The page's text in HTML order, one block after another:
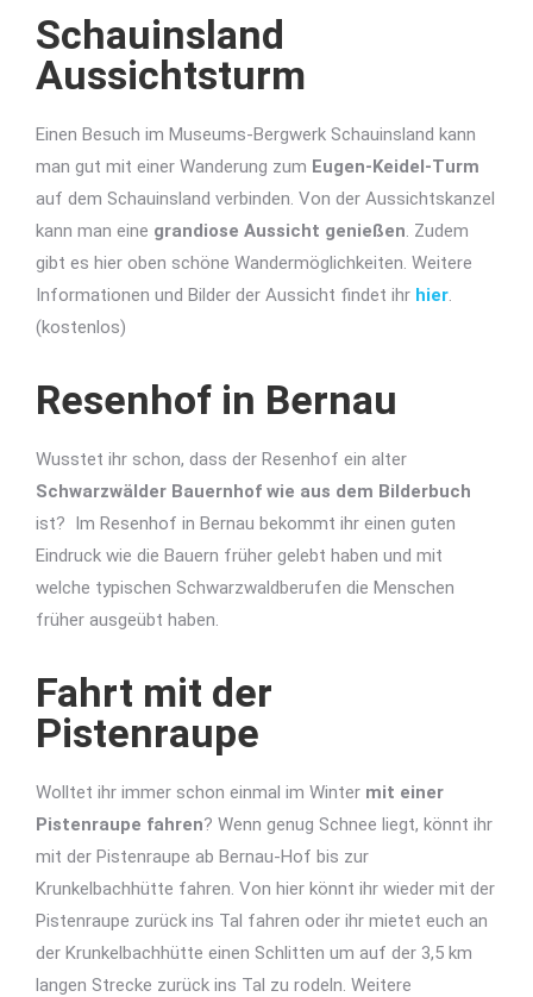
Schauinsland
Aussichtsturm
Einen Besuch im Museums-Bergwerk Schauinsland kann
man gut mit einer Wanderung zum Eugen-Keidel-Turm
auf dem Schauinsland verbinden. Von der Aussichtskanzel
kann man eine grandiose Aussicht genießen. Zudem
gibt es hier oben schöne Wandermöglichkeiten. Weitere
Informationen und Bilder der Aussicht findet ihr hier.
(kostenlos)
Resenhof in Bernau
Wusstet ihr schon, dass der Resenhof ein alter
Schwarzwälder Bauernhof wie aus dem Bilderbuch
ist? Im Resenhof in Bernau bekommt ihr einen guten
Eindruck wie die Bauern früher gelebt haben und mit
welche typischen Schwarzwaldberufen die Menschen
früher ausgeübt haben.
Fahrt mit der
Pistenraupe
Wolltet ihr immer schon einmal im Winter mit einer
Pistenraupe fahren? Wenn genug Schnee liegt, könnt ihr
mit der Pistenraupe ab Bernau-Hof bis zur
Krunkelbachhütte fahren. Von hier könnt ihr wieder mit der
Pistenraupe zurück ins Tal fahren oder ihr mietet euch an
der Krunkelbachhütte einen Schlitten um auf der 3,5 km
langen Strecke zurück ins Tal zu rodeln. Weitere